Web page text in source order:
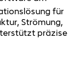
für
Strömung,
präzise